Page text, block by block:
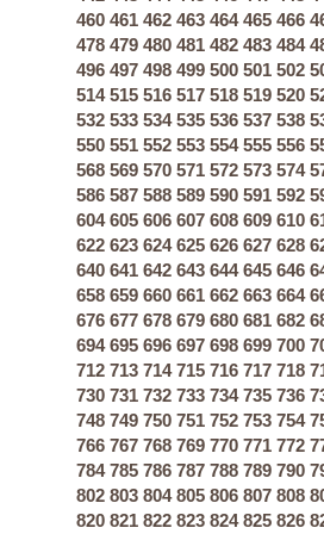
460 461 462 463 464 465 466
478 479 480 481 482 483 484
496 497 498 499 500 501 502
514 515 516 517 518 519 520
532 533 534 535 536 537 538
550 551 552 553 554 555 556
568 569 570 571 572 573 574
586 587 588 589 590 591 592
604 605 606 607 608 609 610
622 623 624 625 626 627 628
640 641 642 643 644 645 646
658 659 660 661 662 663 664
676 677 678 679 680 681 682
694 695 696 697 698 699 700
712 713 714 715 716 717 718
730 731 732 733 734 735 736
748 749 750 751 752 753 754
766 767 768 769 770 771 772
784 785 786 787 788 789 790
802 803 804 805 806 807 808
820 821 822 823 824 825 826